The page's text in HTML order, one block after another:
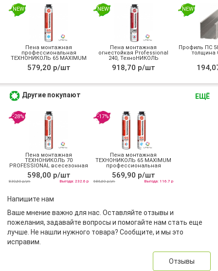
NEW
Пена монтажная
профессиональная
ТЕХНОНИКОЛЬ 65 MAXIMUM
зимняя
579,20 р/шт
NEW
Пена монтажная
огнестойкая Professional
240, ТехноНИКОЛЬ
918,70 р/шт
NEW
Профиль ПС
толщина
ЕЩЁ
Другие покупают
-28%
Пена монтажная
ТЕХНОНИКОЛЬ 70
PROFESSIONAL всесезонная
598,00 р/шт
830,60 р/уп Выгода: 232.6 р
-17%
Пена монтажная
ТЕХНОНИКОЛЬ 65 MAXIMUM
профессиональная
всесезонная
569,90 р/шт
686,60 р/уп Выгода: 116.7 р
Напишите нам
Ваше мнение важно для нас. Оставляйте отзывы и
пожелания, задавайте вопросы и помогайте нам стать еще
лучше. Не нашли нужного товара? Сообщите, и мы это
исправим.
Отзывы